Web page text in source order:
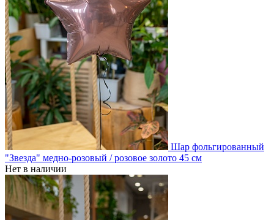
Шар фольгированный
"Звезда" медно-розовый / розовое золото 45 см
Нет в наличии